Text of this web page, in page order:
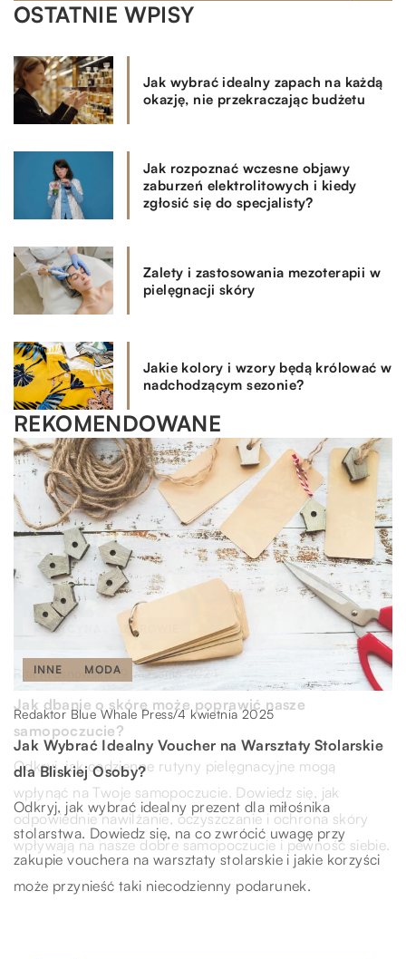
OSTATNIE WPISY
Jak wybrać idealny zapach na każdą
okazję, nie przekraczając budżetu
Jak rozpoznać wczesne objawy
zaburzeń elektrolitowych i kiedy
zgłosić się do specjalisty?
Zalety i zastosowania mezoterapii w
pielęgnacji skóry
Jakie kolory i wzory będą królować w
nadchodzącym sezonie?
REKOMENDOWANE
INNE MODA
Michalina Szuler/22 listopada 2023
Czy ubezpieczenie mieszkania od kradzieży jest
naprawdę konieczne?
Przekonaj się, czy ochrona twojego domu poprzez
ubezpieczenie od kradzieży jest istotna. Poznaj ryzyko,
sposoby zabezpieczania mieszkań i korzyści z takiego
ubezpieczenia.
MEDYCYNA ZDROWIE
Rita Krosnowska/19 września 2024
Jak dbanie o skórę może poprawić nasze
samopoczucie?
Odkryj, jak codzienne rutyny pielęgnacyjne mogą
wpłynąć na Twoje samopoczucie. Dowiedz się, jak
odpowiednie nawilżanie, oczyszczanie i ochrona skóry
wpływają na nasze dobre samopoczucie i pewność siebie.
INNE MODA
Redaktor Blue Whale Press/4 kwietnia 2025
Jak Wybrać Idealny Voucher na Warsztaty Stolarskie
dla Bliskiej Osoby?
Odkryj, jak wybrać idealny prezent dla miłośnika
stolarstwa. Dowiedz się, na co zwrócić uwagę przy
zakupie vouchera na warsztaty stolarskie i jakie korzyści
może przynieść taki niecodzienny podarunek.